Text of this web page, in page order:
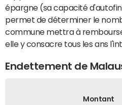
épargne (sa capacité
permet de déterminer le
commune mettra à
elle y consacre tous les ans
Endettement de
Montant